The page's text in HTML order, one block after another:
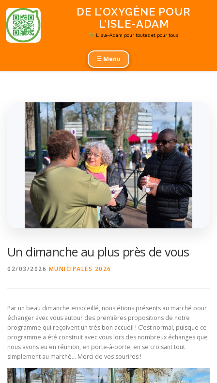
au
contenu
DE L’OXYGÈNE POUR
L’ISLE-ADAM
L’Isle-Adam pour toutes et pour tous
☰ Menu
Un dimanche au plus près de vous
02/03/2026 MUNICIPALES 2026
Par un beau dimanche ensoleillé, nous étions présents au marché pour
échanger avec vous autour des premières propositions de notre
programme qui reçoivent un très bon accueil ! C’est normal, puisque ce
programme a été construit avec vous lors des nombreux échanges que
nous avons eu en réunion, en porte-à-porte, en se croisant tout
simplement au marché… Merci de vos sourires !